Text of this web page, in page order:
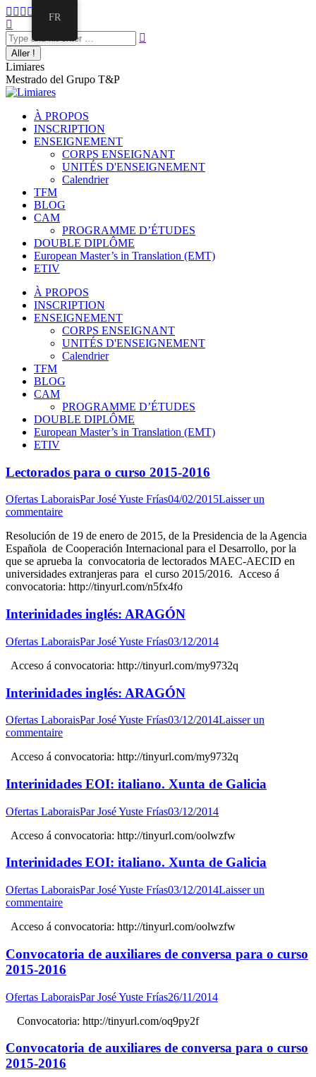
Limiares
Mestrado del Grupo T&P
À PROPOS
INSCRIPTION
ENSEIGNEMENT
CORPS ENSEIGNANT
UNITÉS D'ENSEIGNEMENT
Calendrier
TFM
BLOG
CAM
PROGRAMME D’ÉTUDES
DOUBLE DIPLÔME
European Master’s in Translation (EMT)
ETIV
À PROPOS
INSCRIPTION
ENSEIGNEMENT
CORPS ENSEIGNANT
UNITÉS D'ENSEIGNEMENT
Calendrier
TFM
BLOG
CAM
PROGRAMME D’ÉTUDES
DOUBLE DIPLÔME
European Master’s in Translation (EMT)
ETIV
Lectorados para o curso 2015-2016
Ofertas LaboraisParJosé Yuste Frías04/02/2015Laisser un
commentaire
Resolución de 19 de enero de 2015, de la Presidencia de la Agencia
Española de Cooperación Internacional para el Desarrollo, por la
que se aprueba la convocatoria de lectorados MAEC-AECID en
universidades extranjeras para el curso 2015/2016. Acceso á
convocatoria: http://tinyurl.com/n5fx4fo
Interinidades inglés: ARAGÓN
Ofertas LaboraisParJosé Yuste Frías03/12/2014
Acceso á convocatoria: http://tinyurl.com/my9732q
Interinidades inglés: ARAGÓN
Ofertas LaboraisParJosé Yuste Frías03/12/2014Laisser un
commentaire
Acceso á convocatoria: http://tinyurl.com/my9732q
Interinidades EOI: italiano. Xunta de Galicia
Ofertas LaboraisParJosé Yuste Frías03/12/2014
Acceso á convocatoria: http://tinyurl.com/oolwzfw
Interinidades EOI: italiano. Xunta de Galicia
Ofertas LaboraisParJosé Yuste Frías03/12/2014Laisser un
commentaire
Acceso á convocatoria: http://tinyurl.com/oolwzfw
Convocatoria de auxiliares de conversa para o curso
2015-2016
Ofertas LaboraisParJosé Yuste Frías26/11/2014
Convocatoria: http://tinyurl.com/oq9py2f
Convocatoria de auxiliares de conversa para o curso
2015-2016
FR